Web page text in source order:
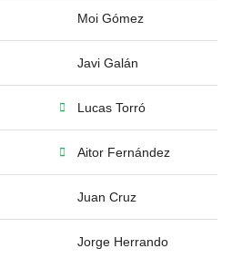
Moi Gómez
Javi Galán
Lucas Torró
Aitor Fernández
Juan Cruz
Jorge Herrando